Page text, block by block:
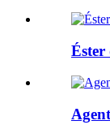
Éster